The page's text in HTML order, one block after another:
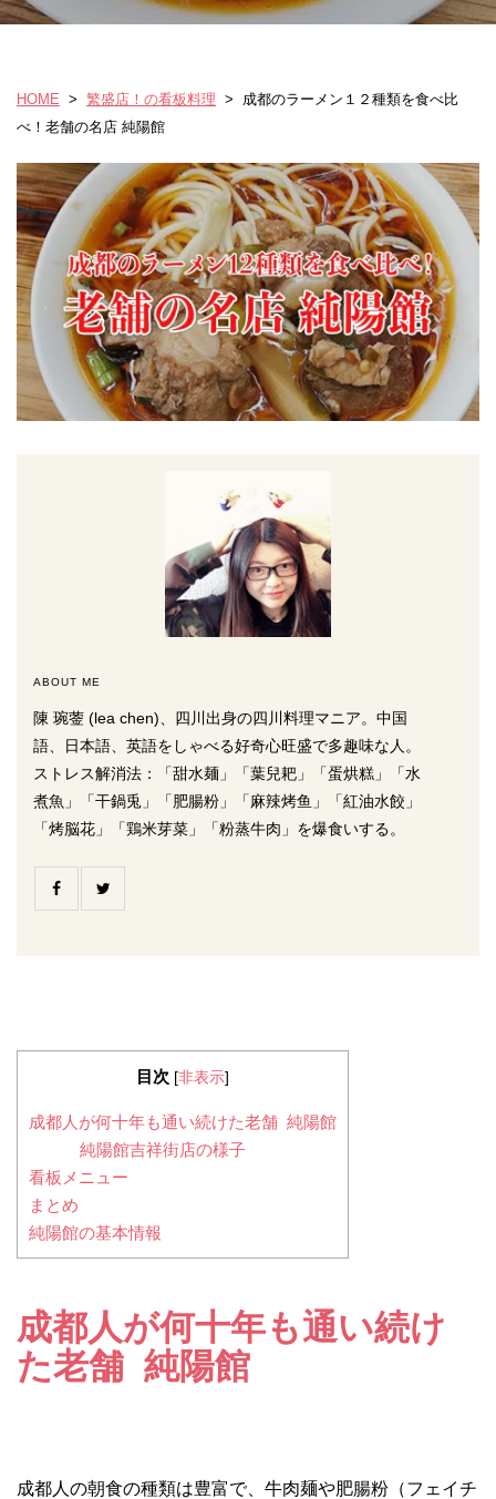
HOME > 繁盛店！の看板料理 > 成都のラーメン１２種類を食べ比
べ！老舗の名店 純陽館
ABOUT ME
陳 琬蓥 (lea chen)、四川出身の四川料理マニア。中国
語、日本語、英語をしゃべる好奇心旺盛で多趣味な人。
ストレス解消法：「甜水麺」「葉兒耙」「蛋烘糕」「水
煮魚」「干鍋兎」「肥腸粉」「麻辣烤鱼」「紅油水餃」
「烤脳花」「鶏米芽菜」「粉蒸牛肉」を爆食いする。
目次 [非表示]
成都人が何十年も通い続けた老舗 純陽館
純陽館吉祥街店の様子
看板メニュー
まとめ
純陽館の基本情報
成都人が何十年も通い続け
た老舗 純陽館
成都人の朝食の種類は豊富で、牛肉麺や肥腸粉（フェイチ